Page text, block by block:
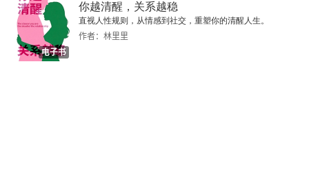
电子书
你越清醒，关系越稳
直视人性规则，从情感到社交，重塑你的清醒人生。
作者：林里里